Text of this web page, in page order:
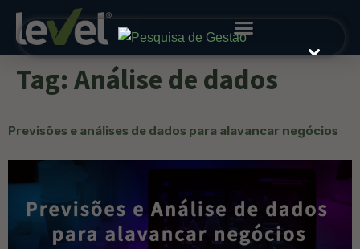
Tag: Análise de dados
Previsões e análises de dados para alavancar negócios